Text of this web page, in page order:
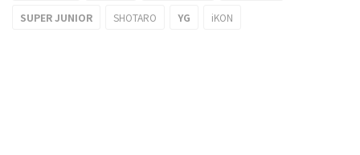
SUPER JUNIOR SHOTARO YG iKON